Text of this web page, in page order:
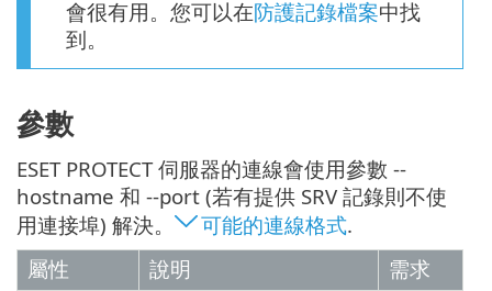
會很有用。您可以在防護記錄檔案中找
到。
參數
ESET PROTECT 伺服器的連線會使用參數 --
hostname 和 --port (若有提供 SRV 記錄則不使
用連接埠) 解決。
可能的連線格式.
屬性
說明 需求